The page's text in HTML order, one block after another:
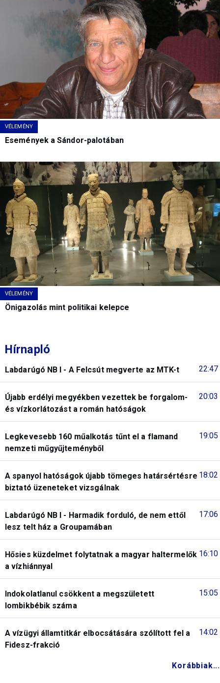
VÉLEMÉNY
Események a Sándor-palotában
VÉLEMÉNY
Önigazolás mint politikai kelepce
Hírnapló
22:47
Labdarúgó NB I - A Felcsút megverte az MTK-t
20:03
Újabb erdélyi megyékben vezettek be forgalom-
és vízkorlátozást a román hatóságok
19:05
Legkevesebb 160 műalkotás tűnt el a flamand
nemzeti műgyűjteményből
18:02
A spanyol hatóságok újabb tömeges határsértésre
biztató üzeneteket vizsgálnak
17:06
Labdarúgó NB I - Harmadik forduló, de nem ettől
lesz telt ház a Groupamában
16:10
Hősies küzdelmet folytatnak a magyar haltermelők
a vízhiánnyal
15:05
Indokolatlanul csökkent a megszületett
lombikbébik száma
14:02
A vízügyi államtitkár elbocsátására szólított fel a
Fidesz-frakció
Korábbiak...